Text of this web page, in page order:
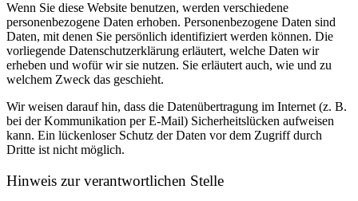
Wenn Sie diese Website benutzen, werden verschiedene
personenbezogene Daten erhoben. Personenbezogene Daten sind
Daten, mit denen Sie persönlich identifiziert werden können. Die
vorliegende Datenschutzerklärung erläutert, welche Daten wir
erheben und wofür wir sie nutzen. Sie erläutert auch, wie und zu
welchem Zweck das geschieht.
Wir weisen darauf hin, dass die Datenübertragung im Internet (z. B.
bei der Kommunikation per E-Mail) Sicherheitslücken aufweisen
kann. Ein lückenloser Schutz der Daten vor dem Zugriff durch
Dritte ist nicht möglich.
Hinweis zur verantwortlichen Stelle